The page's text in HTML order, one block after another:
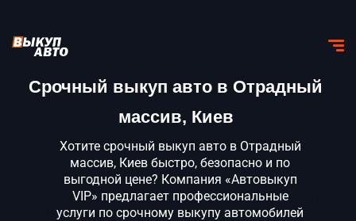
Срочный выкуп авто в Отрадный
массив, Киев
Хотите срочный выкуп авто в Отрадный
массив, Киев быстро, безопасно и по
выгодной цене? Компания «Автовыкуп
VIP» предлагает профессиональные
услуги по срочному выкупу автомобилей